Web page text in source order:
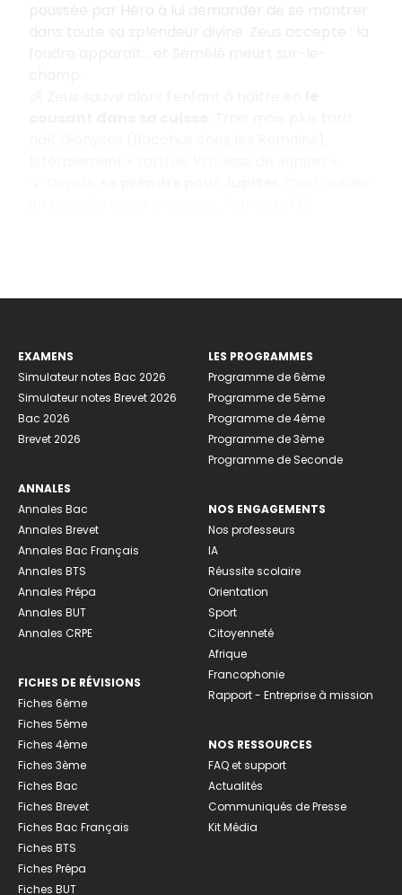
EXAMENS
Simulateur notes Bac 2026
Simulateur notes Brevet 2026
Bac 2026
Brevet 2026
ANNALES
Annales Bac
Annales Brevet
Annales Bac Français
Annales BTS
Annales Prépa
Annales BUT
Annales CRPE
FICHES DE RÉVISIONS
Fiches 6ème
Fiches 5ème
Fiches 4ème
Fiches 3ème
Fiches Bac
Fiches Brevet
Fiches Bac Français
Fiches BTS
Fiches Prépa
Fiches BUT
LES PROGRAMMES
Programme de 6ème
Programme de 5ème
Programme de 4ème
Programme de 3ème
Programme de Seconde
NOS ENGAGEMENTS
Nos professeurs
IA
Réussite scolaire
Orientation
Sport
Citoyenneté
Afrique
Francophonie
Rapport - Entreprise à mission
NOS RESSOURCES
FAQ et support
Actualités
Communiqués de Presse
Kit Média